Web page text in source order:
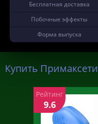
Бесплатная доставка
Побочные эффекты
Форма выпуска
Купить
Рейтинг
9.6